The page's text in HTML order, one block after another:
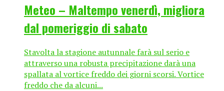
Meteo – Maltempo venerdì, migliora
dal pomeriggio di sabato
Stavolta la stagione autunnale farà sul serio e
attraverso una robusta precipitazione darà una
spallata al vortice freddo dei giorni scorsi. Vortice
freddo che da alcuni...